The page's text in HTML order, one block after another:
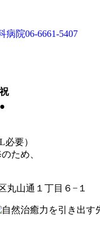
06-6661-5407
祝
●
要）
ため、
丸山通１丁目６−１